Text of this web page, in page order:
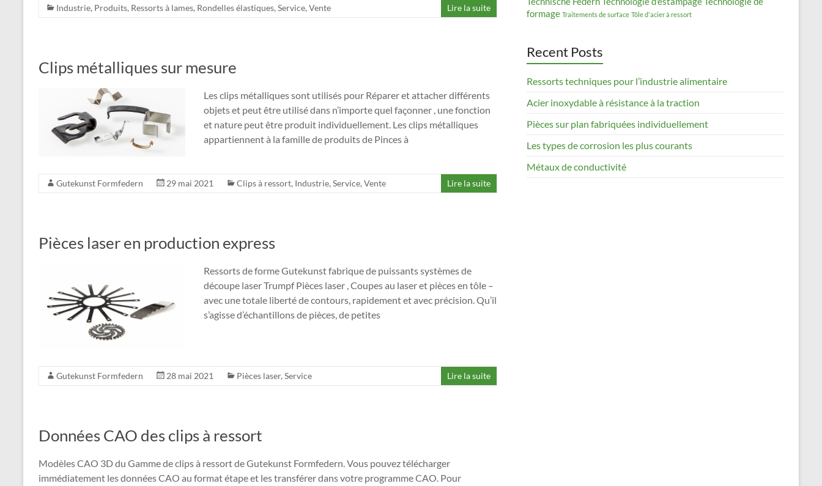
Industrie, Produits, Ressorts à lames, Rondelles élastiques, Service, Vente Lire la suite
Clips métalliques sur mesure
Les clips métalliques sont utilisés pour Réparer et attacher différents
objets et peut être utilisé dans n’importe quel façonner , une fonction
et nature peut être produit individuellement. Les clips métalliques
appartiennent à la famille de produits de Pinces à
Gutekunst Formfedern 29 mai 2021 Clips à ressort, Industrie, Service, Vente Lire la suite
Pièces laser en production express
Ressorts de forme Gutekunst fabrique de puissants systèmes de
découpe laser Trumpf Pièces laser , Coupes au laser et pièces en tôle –
avec une totale liberté de contours, rapidement et avec précision. Qu’il
s’agisse d’échantillons de pièces, de petites
Gutekunst Formfedern 28 mai 2021 Pièces laser, Service Lire la suite
Données CAO des clips à ressort
Modèles CAO 3D du Gamme de clips à ressort de Gutekunst Formfedern. Vous pouvez télécharger
immédiatement les données CAO au format étape et les transférer dans votre programme CAO. Pour
formage Traitements de surface Tôle d'acier à ressort
Recent Posts
Ressorts techniques pour l’industrie alimentaire
Acier inoxydable à résistance à la traction
Pièces sur plan fabriquées individuellement
Les types de corrosion les plus courants
Métaux de conductivité